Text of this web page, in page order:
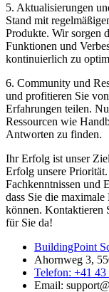
5. Aktualisierungen
Stand mit
Produkte. Wir sorgen
Funktionen und
kontinuierlich zu
6. Community und
und profitieren Sie
Erfahrungen teilen.
Ressourcen wie
Antworten zu finden.
Ihr Erfolg ist unser
Erfolg unsere
Fachkenntnissen und
dass Sie die
können. Kontaktieren
für Sie da!
BuildingPoint
Ahornweg 3,
Telefon: +41 43
Email: